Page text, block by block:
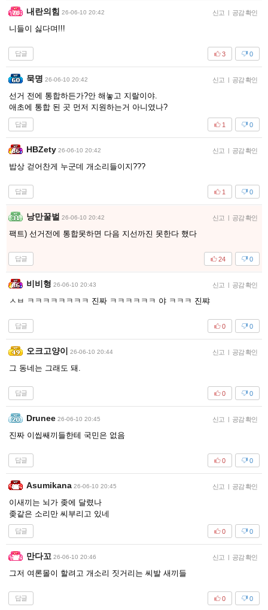
내란의힘 26-06-10 20:42 신고 | 공감 확인
니들이 싫다며!!!
답글 0
3
묵명 26-06-10 20:42 신고 | 공감 확인
선거 전에 통합하든가?안 해놓고 지랄이야.
애초에 통합 된 곳 먼저 지원하는거 아니였나?
답글 0
1
HBZety 26-06-10 20:42 신고 | 공감 확인
밥상 걷어찬게 누군데 개소리들이지???
답글 0
1
낭만꿀벌 26-06-10 20:42 신고 | 공감 확인
팩트) 선거전에 통합못하면 다음 지선까진 못한다 했다
답글 0
24
비비형 26-06-10 20:43 신고 | 공감 확인
ㅅㅂ ㅋㅋㅋㅋㅋㅋㅋㅋ 진짜 ㅋㅋㅋㅋㅋㅋ 야 ㅋㅋㅋ 진쨔
답글 0
0
오크고양이 26-06-10 20:44 신고 | 공감 확인
그 동네는 그래도 돼.
답글 0
0
Drunee 26-06-10 20:45 신고 | 공감 확인
진짜 이씹쌔끼들한테 국민은 없음
답글 0
0
Asumikana 26-06-10 20:45 신고 | 공감 확인
이새끼는 뇌가 좆에 달렸나
좆같은 소리만 씨부리고 있네
답글 0
0
만다꼬 26-06-10 20:46 신고 | 공감 확인
그저 여론몰이 할려고 개소리 짓거리는 씨발 새끼들
답글 0
0